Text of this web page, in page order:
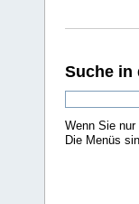
Suche in
Wenn Sie
Die Menüs